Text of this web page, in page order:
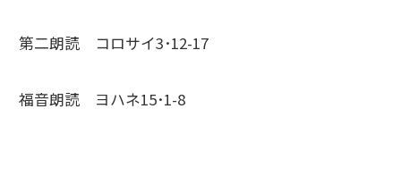
第二朗読 コロサイ3･12-17
福音朗読 ヨハネ15･1-8